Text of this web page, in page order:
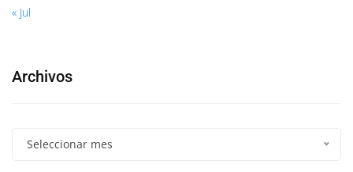
« Jul
Archivos
Seleccionar mes